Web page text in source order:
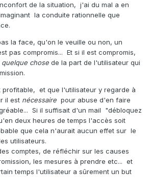
de la situation, j'ai du mal a en
la conduite rationnelle que
la face, qu'on le veuille ou non, un
pas compromis... Et si il est compromis,
quelque chose de la part de l'utilisateur qui
profitable, et que l'utilisateur y regarde à
il est nécessaire pour abuse d'en faire
Si il suffisait d'un mail "débloquez
deux heures de temps l'accès soit
que cela n'aurait aucun effet sur le
utilisateurs.
comptes, de réfléchir sur les causes
les mesures à prendre etc... et
temps l'utilisateur a sûrement un but